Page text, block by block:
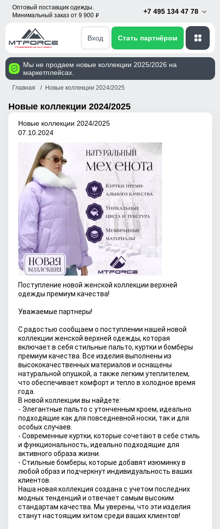
Оптовый поставщик одежды.
Минимальный заказ от 9 900 p
+7 495 134 47 78
Вход Стать партнёром
Мы не продаем новые коллекции 2025/2026 на
маркетплейсах.
Главная Новые коллекции 2024/2025
Новые коллекции 2024/2025
Новые коллекции 2024/2025
07.10.2024
Поступление новой женской коллекции верхней
одежды премиум качества!
Уважаемые партнеры!
С радостью сообщаем о поступлении нашей новой
коллекции женской верхней одежды, которая
включает в себя стильные пальто, куртки и бомберы
премиум качества. Все изделия выполнены из
высококачественных материалов и оснащены
натуральной опушкой, а также легким утеплителем,
что обеспечивает комфорт и тепло в холодное время
года.
В новой коллекции вы найдете:
- Элегантные пальто с утонченным кроем, идеально
подходящие как для повседневной носки, так и для
особых случаев.
- Современные куртки, которые сочетают в себе стиль
и функциональность, идеально подходящие для
активного образа жизни.
- Стильные бомберы, которые добавят изюминку в
любой образ и подчеркнут индивидуальность ваших
клиентов.
Наша новая коллекция создана с учетом последних
модных тенденций и отвечает самым высоким
стандартам качества. Мы уверены, что эти изделия
станут настоящим хитом среди ваших клиентов!